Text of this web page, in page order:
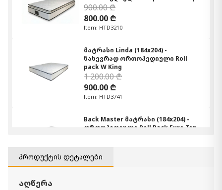
900.00 ₾
800.00 ₾
Item: HTD3210
მატრასი Linda (184x204) -
ნახევრად ორთოპედიული Roll
pack W King
1 200.00 ₾
900.00 ₾
Item: HTD3741
Back Master მატრასი (184x204) -
ორთოპედიული Roll Pack Euro Top
Item: HTD3241
პროდუქტის დეტალები
აღწერა